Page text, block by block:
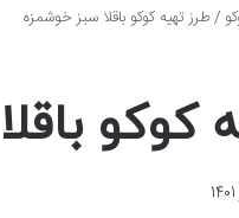
/طرز تهیه کوکو باقلا سبز خوشمزه
کوکو